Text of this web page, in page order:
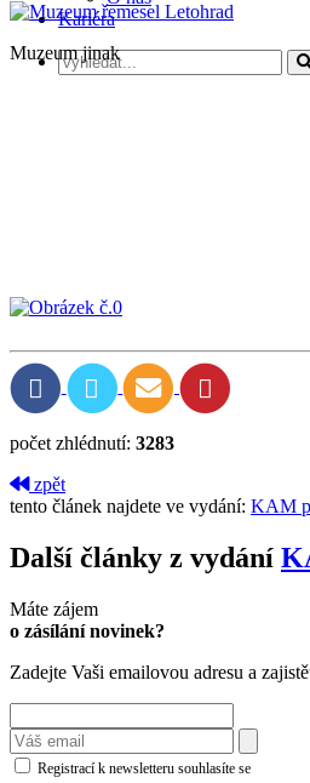
Kariéra
Muzeum jinak
počet zhlédnutí: 3283
zpět
tento článek najdete ve vydání: KAM
Další články z vydání
Máte zájem
o zásílání novinek?
Zadejte Vaši emailovou adresu a
Registrací k newsletteru souhlasíte se